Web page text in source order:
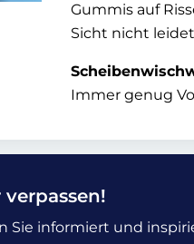
Gummis auf
Sicht nicht
Immer genug
Sie informiert und